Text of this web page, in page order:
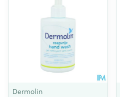
Dermolin